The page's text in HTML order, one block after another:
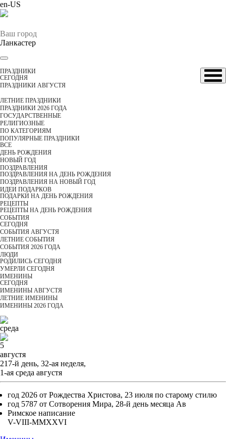
en-US
Ваш город
Ланкастер
ПРАЗДНИКИ
CЕГОДНЯ
ПРАЗДНИКИ АВГУСТЯ
ЛЕТНИЕ ПРАЗДНИКИ
ПРАЗДНИКИ 2026 ГОДА
ГОСУДАРСТВЕННЫЕ
РЕЛИГИОЗНЫЕ
ПО КАТЕГОРИЯМ
ПОПУЛЯРНЫЕ ПРАЗДНИКИ
ВСЕ
ДЕНЬ РОЖДЕНИЯ
НОВЫЙ ГОД
ПОЗДРАВЛЕНИЯ
ПОЗДРАВЛЕНИЯ НА ДЕНЬ РОЖДЕНИЯ
ПОЗДРАВЛЕНИЯ НА НОВЫЙ ГОД
ИДЕИ ПОДАРКОВ
ПОДАРКИ НА ДЕНЬ РОЖДЕНИЯ
РЕЦЕПТЫ
РЕЦЕПТЫ НА ДЕНЬ РОЖДЕНИЯ
СОБЫТИЯ
CЕГОДНЯ
СОБЫТИЯ АВГУСТЯ
ЛЕТНИЕ СОБЫТИЯ
СОБЫТИЯ 2026 ГОДА
ЛЮДИ
РОДИЛИСЬ СЕГОДНЯ
УМЕРЛИ СЕГОДНЯ
ИМЕНИНЫ
CЕГОДНЯ
ИМЕНИНЫ АВГУСТЯ
ЛЕТНИЕ ИМЕНИНЫ
ИМЕНИНЫ 2026 ГОДА
среда
5
августя
217-й день, 32-ая неделя,
1-ая среда августя
год 2026 от Рождества Христова, 23 июля по старому стилю
год 5787 от Сотворения Мира, 28-й день месяца Ав
Римское написание
V-VIII-MMXXVI